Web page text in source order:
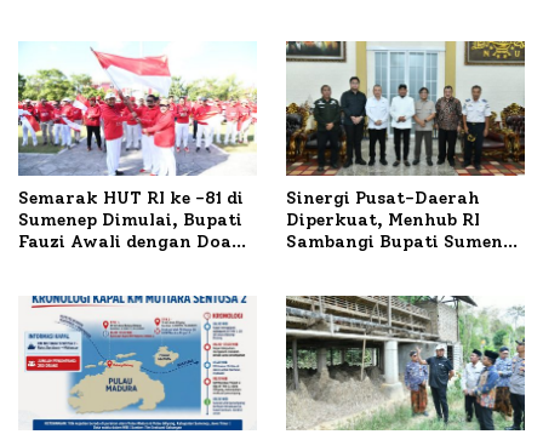
Semarak HUT RI ke -81 di
Sumenep Dimulai, Bupati
Fauzi Awali dengan Doa
Sinergi Pusat-Daerah
Diperkuat, Menhub RI
Sambangi Bupati Sumenep